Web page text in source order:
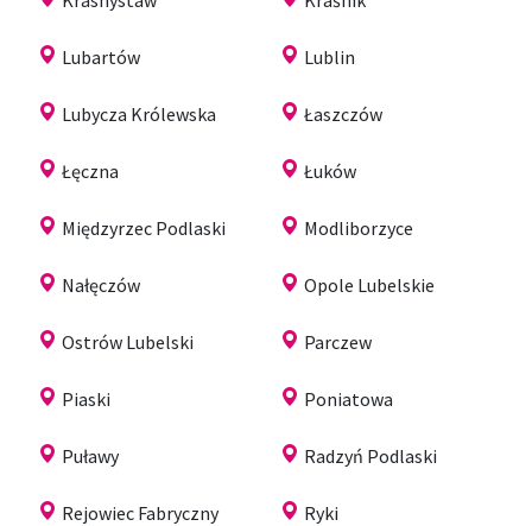
Lubartów Lublin
Lubycza Królewska Łaszczów
Łęczna Łuków
Międzyrzec Podlaski Modliborzyce
Nałęczów Opole Lubelskie
Ostrów Lubelski Parczew
Piaski Poniatowa
Puławy Radzyń Podlaski
Rejowiec Fabryczny Ryki